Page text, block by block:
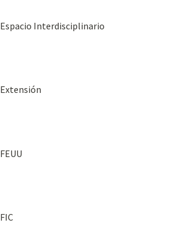
Espacio Interdisciplinario
Extensión
FEUU
FIC